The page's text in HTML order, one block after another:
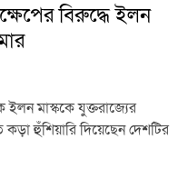
বিরুদ্ধে ইলন
মাস্ককে যুক্তরাজ্যের
হুঁশিয়ারি দিয়েছেন দেশটির